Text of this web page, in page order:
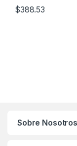
$388.53
Sobre Nosotros